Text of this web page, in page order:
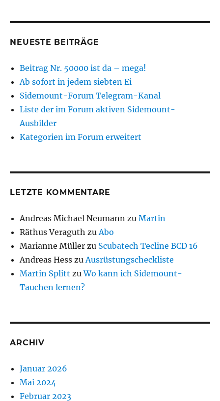
NEUESTE BEITRÄGE
Beitrag Nr. 50000 ist da – mega!
Ab sofort in jedem siebten Ei
Sidemount-Forum Telegram-Kanal
Liste der im Forum aktiven Sidemount-
Ausbilder
Kategorien im Forum erweitert
LETZTE KOMMENTARE
Andreas Michael Neumann zuMartin
Räthus Veraguth zuAbo
Marianne Müller zu Scubatech Tecline BCD 16
Andreas Hess zuAusrüstungscheckliste
Martin Splitt zuWo kann ich Sidemount-
Tauchen lernen?
ARCHIV
Januar 2026
Mai 2024
Februar 2023